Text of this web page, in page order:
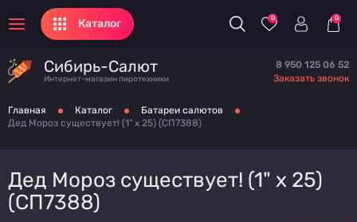
Каталог 0 0
Сибирь-Салют
Интернет-магазин пиротехники
8 950 125 06 52
Заказать звонок
Главная Каталог
Батареи салютов
Дед Мороз существует! (1" х 25) (СП7388)
Дед Мороз существует! (1" х 25)
(СП7388)